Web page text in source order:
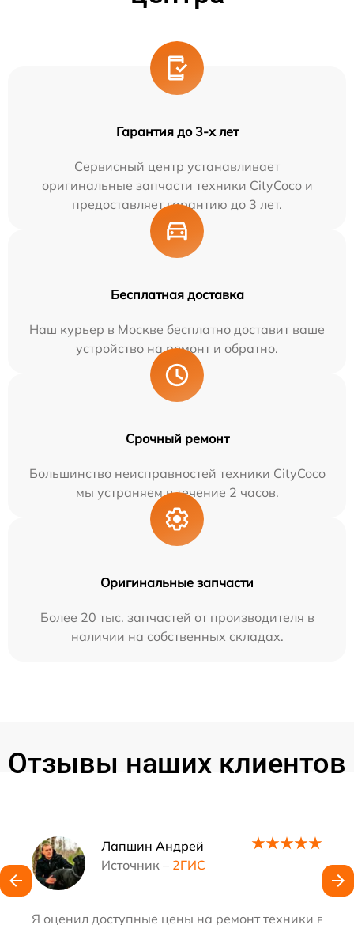
Гарантия до 3-х лет
Сервисный центр устанавливает
оригинальные запчасти техники CityCoco и
предоставляет гарантию до 3 лет.
Бесплатная доставка
Наш курьер в Москве бесплатно доставит ваше
устройство на ремонт и обратно.
Срочный ремонт
Большинство неисправностей техники CityCoco
мы устраняем в течение 2 часов.
Оригинальные запчасти
Более 20 тыс. запчастей от производителя в
наличии на собственных складах.
Отзывы наших клиентов
Лапшин Андрей
Источник – 2ГИС
Я оценил доступные цены на ремонт техники в
Наши мастера